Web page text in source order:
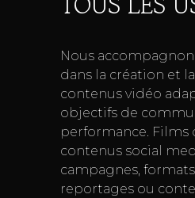
Nous
dans la création et
contenus vidéo
objectifs de
performance. Films
contenus social
campagnes,
reportages ou